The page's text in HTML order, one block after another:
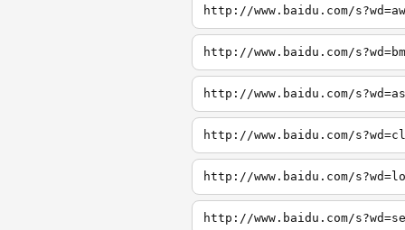
http://www.baidu.com/
http://www.baidu.com/
http://www.baidu.com/
http://www.baidu.com/
http://www.baidu.com/
http://www.baidu.com/